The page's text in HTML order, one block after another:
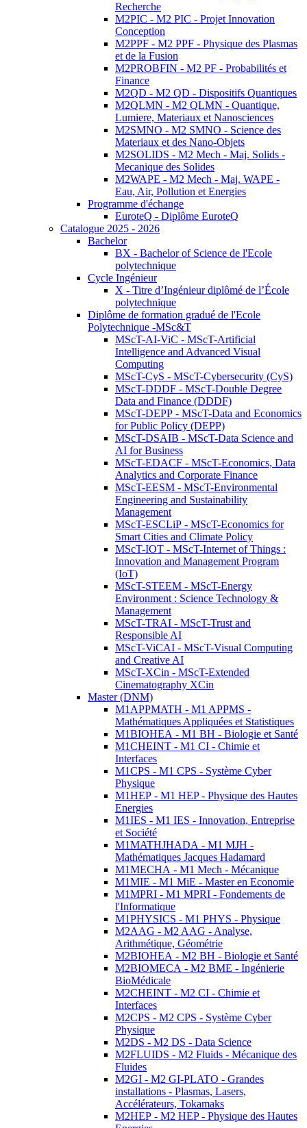
Recherche
M2PIC - M2 PIC - Projet Innovation
Conception
M2PPF - M2 PPF - Physique des Plasmas
et de la Fusion
M2PROBFIN - M2 PF - Probabilités et
Finance
M2QD - M2 QD - Dispositifs Quantiques
M2QLMN - M2 QLMN - Quantique,
Lumiere, Materiaux et Nanosciences
M2SMNO - M2 SMNO - Science des
Materiaux et des Nano-Objets
M2SOLIDS - M2 Mech - Maj. Solids -
Mecanique des Solides
M2WAPE - M2 Mech - Maj. WAPE -
Eau, Air, Pollution et Energies
Programme d'échange
EuroteQ - Diplôme EuroteQ
Catalogue 2025 - 2026
Bachelor
BX - Bachelor of Science de l'Ecole
polytechnique
Cycle Ingénieur
X - Titre d’Ingénieur diplômé de l’École
polytechnique
Diplôme de formation gradué de l'Ecole
Polytechnique -MSc&T
MScT-AI-ViC - MScT-Artificial
Intelligence and Advanced Visual
Computing
MScT-CyS - MScT-Cybersecurity (CyS)
MScT-DDDF - MScT-Double Degree
Data and Finance (DDDF)
MScT-DEPP - MScT-Data and Economics
for Public Policy (DEPP)
MScT-DSAIB - MScT-Data Science and
AI for Business
MScT-EDACF - MScT-Economics, Data
Analytics and Corporate Finance
MScT-EESM - MScT-Environmental
Engineering and Sustainability
Management
MScT-ESCLiP - MScT-Economics for
Smart Cities and Climate Policy
MScT-IOT - MScT-Internet of Things :
Innovation and Management Program
(IoT)
MScT-STEEM - MScT-Energy
Environment : Science Technology &
Management
MScT-TRAI - MScT-Trust and
Responsible AI
MScT-ViCAI - MScT-Visual Computing
and Creative AI
MScT-XCin - MScT-Extended
Cinematography XCin
Master (DNM)
M1APPMATH - M1 APPMS -
Mathématiques Appliquées et Statistiques
M1BIOHEA - M1 BH - Biologie et Santé
M1CHEINT - M1 CI - Chimie et
Interfaces
M1CPS - M1 CPS - Système Cyber
Physique
M1HEP - M1 HEP - Physique des Hautes
Energies
M1IES - M1 IES - Innovation, Entreprise
et Société
M1MATHJHADA - M1 MJH -
Mathématiques Jacques Hadamard
M1MECHA - M1 Mech - Mécanique
M1MIE - M1 MiE - Master en Economie
M1MPRI - M1 MPRI - Fondements de
l'Informatique
M1PHYSICS - M1 PHYS - Physique
M2AAG - M2 AAG - Analyse,
Arithmétique, Géométrie
M2BIOHEA - M2 BH - Biologie et Santé
M2BIOMECA - M2 BME - Ingénierie
BioMédicale
M2CHEINT - M2 CI - Chimie et
Interfaces
M2CPS - M2 CPS - Système Cyber
Physique
M2DS - M2 DS - Data Science
M2FLUIDS - M2 Fluids - Mécanique des
Fluides
M2GI - M2 GI-PLATO - Grandes
installations - Plasmas, Lasers,
Accélérateurs, Tokamaks
M2HEP - M2 HEP - Physique des Hautes